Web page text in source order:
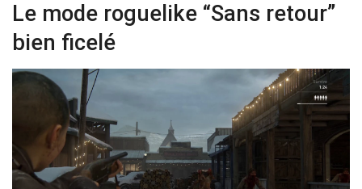
Le mode roguelike “Sans retour”
bien ficelé